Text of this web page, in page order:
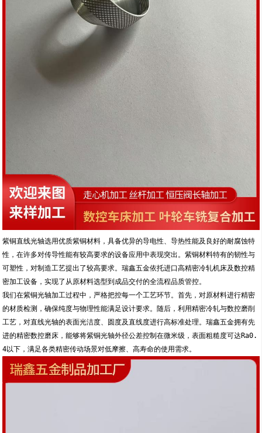
紫铜直线光轴选用优质紫铜材料，具备优异的导电性、导热性能及良好的耐腐蚀特
性，在许多对传导性能有较高要求的设备应用中表现突出。紫铜材料特有的韧性与
可塑性，对制造工艺提出了较高要求。瑞鑫五金依托进口高精密冷轧机床及数控精
密加工设备，实现了从原材料选型到成品交付的全流程品质管控。
我们在紫铜光轴加工过程中，严格把控每一个工艺环节。首先，对原材料进行精密
的材质检测，确保纯度与物理性能满足设计要求。随后，利用精密冷轧与数控磨削
工艺，对直线光轴的表面光洁度、圆度及直线度进行高标准处理。瑞鑫五金拥有先
进的精密数控磨床，能够将紫铜光轴外径公差控制在微米级，表面粗糙度可达Ra0.
4以下，满足各类精密传动场景对低摩擦、高寿命的使用需求。